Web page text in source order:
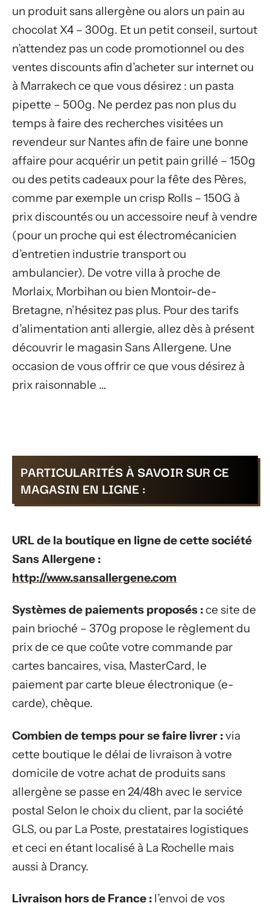
un produit sans allergène ou alors un pain au
chocolat X4 – 300g. Et un petit conseil, surtout
n’attendez pas un code promotionnel ou des
ventes discounts afin d’acheter sur internet ou
à Marrakech ce que vous désirez : un pasta
pipette – 500g. Ne perdez pas non plus du
temps à faire des recherches visitées un
revendeur sur Nantes afin de faire une bonne
affaire pour acquérir un petit pain grillé – 150g
ou des petits cadeaux pour la fête des Pères,
comme par exemple un crisp Rolls – 150G à
prix discountés ou un accessoire neuf à vendre
(pour un proche qui est électromécanicien
d’entretien industrie transport ou
ambulancier). De votre villa à proche de
Morlaix, Morbihan ou bien Montoir-de-
Bretagne, n’hésitez pas plus. Pour des tarifs
d’alimentation anti allergie, allez dès à présent
découvrir le magasin Sans Allergene. Une
occasion de vous offrir ce que vous désirez à
prix raisonnable …
PARTICULARITÉS À SAVOIR SUR CE
MAGASIN EN LIGNE :
URL de la boutique en ligne de cette société
Sans Allergene :
http://www.sansallergene.com
Systèmes de paiements proposés :ce site de
pain brioché – 370g propose le règlement du
prix de ce que coûte votre commande par
cartes bancaires, visa, MasterCard, le
paiement par carte bleue électronique (e-
carde), chèque.
Combien de temps pour se faire livrer :via
cette boutique le délai de livraison à votre
domicile de votre achat de produits sans
allergène se passe en 24/48h avec le service
postal Selon le choix du client, par la société
GLS, ou par La Poste, prestataires logistiques
et ceci en étant localisé à La Rochelle mais
aussi à Drancy.
Livraison hors de France : l’envoi de vos